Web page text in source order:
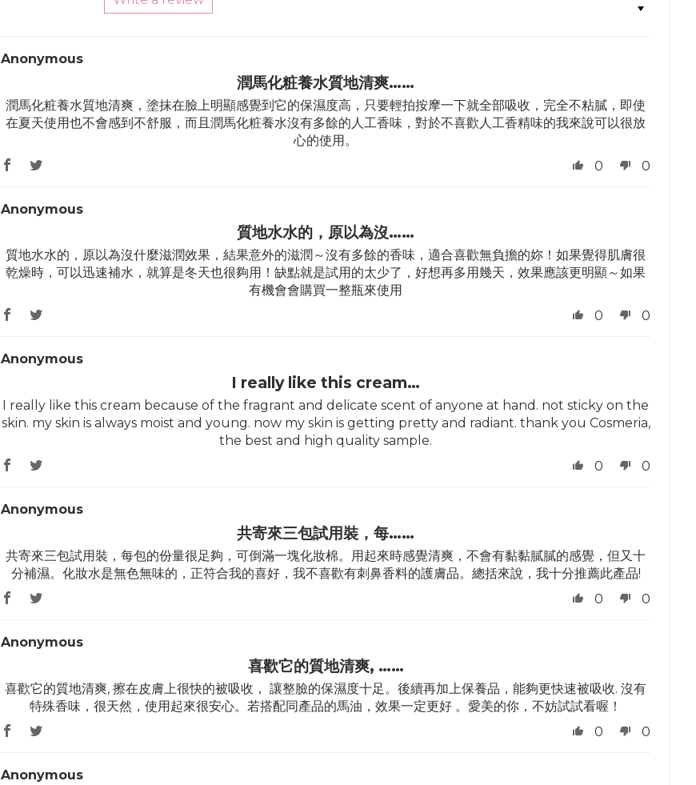
Sort by
Anonymous
潤馬化粧養水質地清爽……
潤馬化粧養水質地清爽，塗抹在臉上明顯感覺到它的保濕度高，只要輕拍按摩一下就全部吸收，完全不粘膩，即使
在夏天使用也不會感到不舒服，而且潤馬化粧養水沒有多餘的人工香味，對於不喜歡人工香精味的我來說可以很放
心的使用。
0
0
Anonymous
質地水水的，原以為沒……
質地水水的，原以為沒什麼滋潤效果，結果意外的滋潤～沒有多餘的香味，適合喜歡無負擔的妳！如果覺得肌膚很
乾燥時，可以迅速補水，就算是冬天也很夠用！缺點就是試用的太少了，好想再多用幾天，效果應該更明顯～如果
有機會會購買一整瓶來使用
0
0
Anonymous
I really like this cream…
I really like this cream because of the fragrant and delicate scent of anyone at hand. not sticky on the
skin. my skin is always moist and young. now my skin is getting pretty and radiant. thank you Cosmeria,
the best and high quality sample.
0
0
Anonymous
共寄來三包試用裝，每……
共寄來三包試用裝，每包的份量很足夠，可倒滿一塊化妝棉。用起來時感覺清爽，不會有黏黏膩膩的感覺，但又十
分補濕。化妝水是無色無味的，正符合我的喜好，我不喜歡有刺鼻香料的護膚品。總括來說，我十分推薦此產品!
0
0
Anonymous
喜歡它的質地清爽, ……
喜歡它的質地清爽, 擦在皮膚上很快的被吸收， 讓整臉的保濕度十足。後續再加上保養品，能夠更快速被吸收. 沒有
特殊香味，很天然，使用起來很安心。若搭配同產品的馬油，效果一定更好 。愛美的你，不妨試試看喔！
0
0
Anonymous